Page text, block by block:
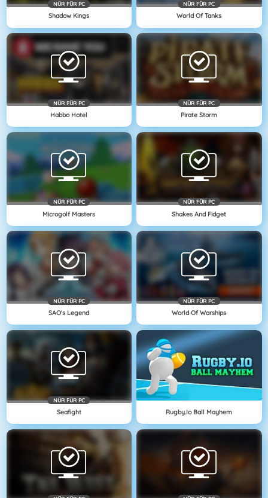
NÜR FÜR PC
Shadow Kings
NÜR FÜR PC
World Of Tanks
NÜR FÜR PC
Habbo Hotel
NÜR FÜR PC
Pirate Storm
NÜR FÜR PC
Microgolf Masters
NÜR FÜR PC
Shakes And Fidget
NÜR FÜR PC
SAO's Legend
NÜR FÜR PC
World Of Warships
NÜR FÜR PC
Seafight Rugby.io Ball Mayhem